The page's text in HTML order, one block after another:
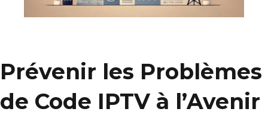
Prévenir les Problèmes
de Code IPTV à l’Avenir